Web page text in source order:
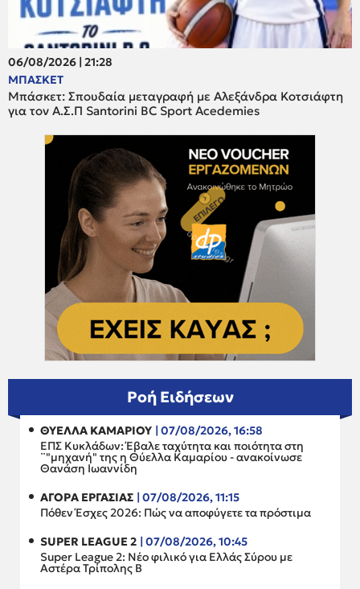
06/08/2026 | 21:28
ΜΠΑΣΚΕΤ
Μπάσκετ: Σπουδαία μεταγραφή με Αλεξάνδρα Κοτσιάφτη
για τον A.Σ.Π Santorini BC Sport Acedemies
Ροή Ειδήσεων
ΘΥΕΛΛΑ ΚΑΜΑΡΙΟΥ | 07/08/2026, 16:58
ΕΠΣ Κυκλάδων: Έβαλε ταχύτητα και ποιότητα στη
¨"μηχανή" της η Θύελλα Καμαρίου - ανακοίνωσε
Θανάση Ιωαννίδη
ΑΓΟΡΑ ΕΡΓΑΣΙΑΣ | 07/08/2026, 11:15
Πόθεν Έσχες 2026: Πώς να αποφύγετε τα πρόστιμα
SUPER LEAGUE 2 | 07/08/2026, 10:45
Super League 2: Νέο φιλικό για Ελλάς Σύρου με
Αστέρα Τρίπολης Β